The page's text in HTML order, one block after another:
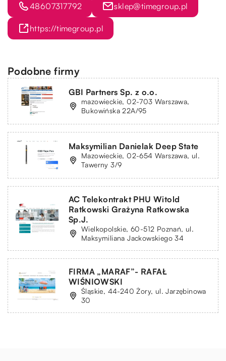
48607317792 sklep@timegroup.pl
https://timegroup.pl
Podobne firmy
GBI Partners Sp. z o.o.
mazowieckie, 02-703 Warszawa,
Bukowińska 22A/95
Maksymilian Danielak Deep State
Mazowieckie, 02-654 Warszawa, ul.
Tawerny 3/9
AC Telekontrakt PHU Witold
Ratkowski Grażyna Ratkowska
Sp.J.
Wielkopolskie, 60-512 Poznań, ul.
Maksymiliana Jackowskiego 34
FIRMA „MARAF”- RAFAŁ
WIŚNIOWSKI
Śląskie, 44-240 Żory, ul. Jarzębinowa
30